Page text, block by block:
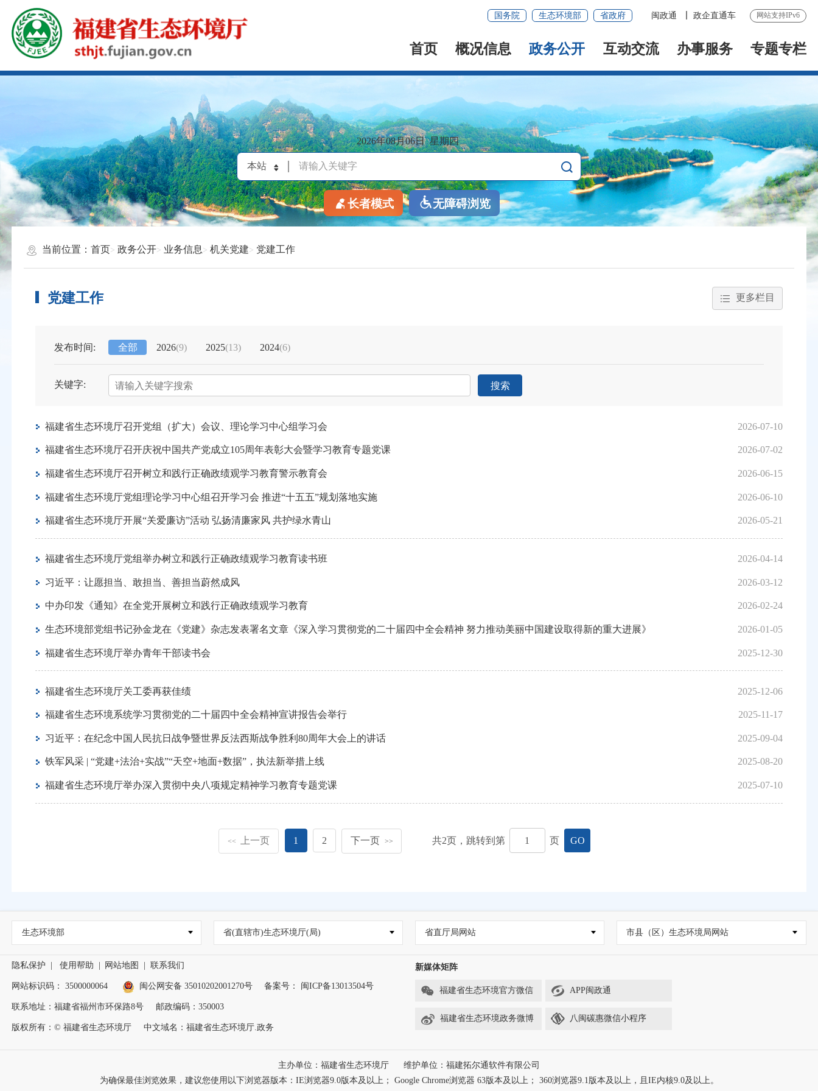
国务院 生态环境部 省政府 闽政通 政企直通车 网站支持IPv6
首页 概况信息 政务公开 互动交流 办事服务 专题专栏
2026年08月06日 星期四
长者模式 无障碍浏览
当前位置：首页 政务公开 业务信息 机关党建 党建工作
党建工作 更多栏目
发布时间: 全部 2026(9) 2025(13) 2024(6)
关键字: 搜索
福建省生态环境厅召开党组（扩大）会议、理论学习中心组学习会 2026-07-10
福建省生态环境厅召开庆祝中国共产党成立105周年表彰大会暨学习教育专题党课 2026-07-02
福建省生态环境厅召开树立和践行正确政绩观学习教育警示教育会 2026-06-15
福建省生态环境厅党组理论学习中心组召开学习会 推进“十五五”规划落地实施 2026-06-10
福建省生态环境厅开展“关爱廉访”活动 弘扬清廉家风 共护绿水青山 2026-05-21
福建省生态环境厅党组举办树立和践行正确政绩观学习教育读书班 2026-04-14
习近平：让愿担当、敢担当、善担当蔚然成风 2026-03-12
中办印发《通知》在全党开展树立和践行正确政绩观学习教育 2026-02-24
生态环境部党组书记孙金龙在《党建》杂志发表署名文章《深入学习贯彻党的二十届四中全会精神 努力推动美丽中国建设取得新的重大进展》 2026-01-05
福建省生态环境厅举办青年干部读书会 2025-12-30
福建省生态环境厅关工委再获佳绩 2025-12-06
福建省生态环境系统学习贯彻党的二十届四中全会精神宣讲报告会举行 2025-11-17
习近平：在纪念中国人民抗日战争暨世界反法西斯战争胜利80周年大会上的讲话 2025-09-04
铁军风采 | “党建+法治+实战”“天空+地面+数据”，执法新举措上线 2025-08-20
福建省生态环境厅举办深入贯彻中央八项规定精神学习教育专题党课 2025-07-10
<< 上一页 1 2 下一页 >> 共2页，跳转到第 页 GO
生态环境部 省(直辖市)生态环境厅(局) 省直厅局网站 市县（区）生态环境局网站
隐私保护 | 使用帮助 | 网站地图 | 联系我们
网站标识码： 3500000064 闽公网安备 35010202001270号 备案号： 闽ICP备13013504号
联系地址：福建省福州市环保路8号 邮政编码：350003
版权所有：© 福建省生态环境厅 中文域名：福建省生态环境厅.政务
新媒体矩阵
福建省生态环境官方微信 APP闽政通
福建省生态环境政务微博 八闽碳惠微信小程序
主办单位：福建省生态环境厅
维护单位：福建拓尔通软件有限公司
为确保最佳浏览效果，建议您使用以下浏览器版本：IE浏览器9.0版本及以上； Google Chrome浏览器 63版本及以上； 360浏览器9.1版本及以上，且IE内核9.0及以上。